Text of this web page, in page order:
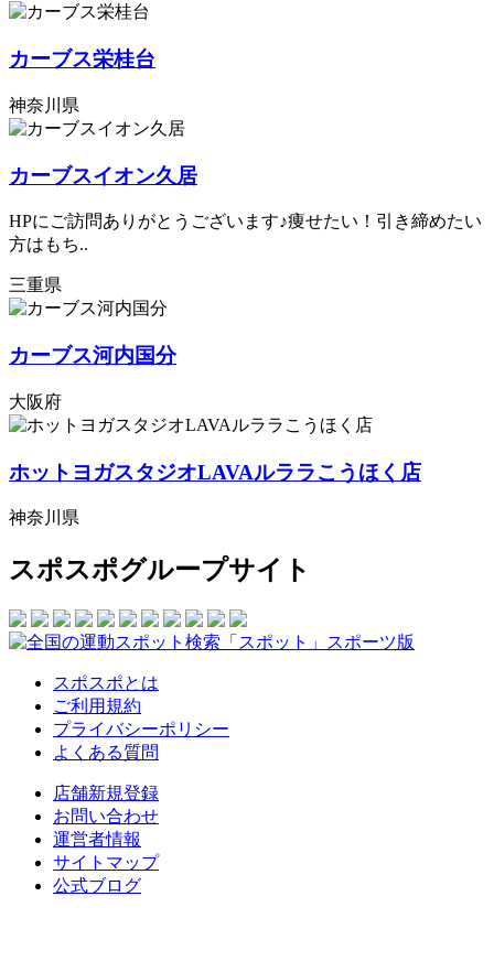
カーブス栄桂台
神奈川県
カーブスイオン久居
HPにご訪問ありがとうございます♪痩せたい！引き締めたい
方はもち..
三重県
カーブス河内国分
大阪府
ホットヨガスタジオLAVAルララこうほく店
神奈川県
スポスポグループサイト
スポスポとは
ご利用規約
プライバシーポリシー
よくある質問
店舗新規登録
お問い合わせ
運営者情報
サイトマップ
公式ブログ